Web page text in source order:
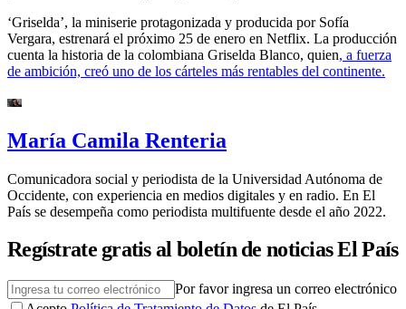
‘Griselda’, la miniserie protagonizada y producida por Sofía
Vergara, estrenará el próximo 25 de enero en Netflix. La producción
cuenta la historia de la colombiana Griselda Blanco, quien, a fuerza
de ambición, creó uno de los cárteles más rentables del continente.
María Camila Renteria
Comunicadora social y periodista de la Universidad Autónoma de
Occidente, con experiencia en medios digitales y en radio. En El
País se desempeña como periodista multifuente desde el año 2022.
Regístrate gratis al boletín de noticias El País
Por favor ingresa un correo electrónico